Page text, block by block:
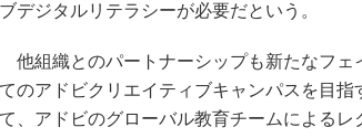
ブデジタルリテラシーが必要だという。
他組織とのパートナーシップも新たなフェ
てのアドビクリエイティブキャンパスを目
て、アドビのグローバル教育チームによるレ